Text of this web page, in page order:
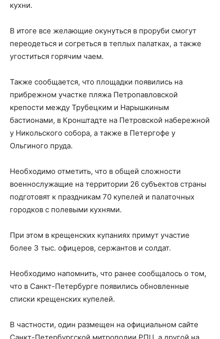
кухни.
В итоге все желающие окунуться в проруби смогут
переодеться и согреться в теплых палатках, а также
угоститься горячим чаем.
Также сообщается, что площадки появились на
прибрежном участке пляжа Петропавловской
крепости между Трубецким и Нарышкиным
бастионами, в Кронштадте на Петровской набережной
у Никольского собора, а также в Петергофе у
Ольгиного пруда.
Необходимо отметить, что в общей сложности
военнослужащие на территории 26 субъектов страны
подготовят к праздникам 70 купелей и палаточных
городков с полевыми кухнями.
При этом в крещенских купаниях примут участие
более 3 тыс. офицеров, сержантов и солдат.
Необходимо напомнить, что ранее сообщалось о том,
что в Санкт-Петербурге появились обновленные
списки крещенских купелей.
В частности, один размещен на официальном сайте